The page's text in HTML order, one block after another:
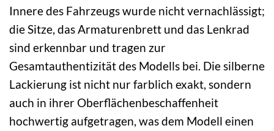
Innere des Fahrzeugs wurde nicht vernachlässigt;
die Sitze, das Armaturenbrett und das Lenkrad
sind erkennbar und tragen zur
Gesamtauthentizität des Modells bei. Die silberne
Lackierung ist nicht nur farblich exakt, sondern
auch in ihrer Oberflächenbeschaffenheit
hochwertig aufgetragen, was dem Modell einen